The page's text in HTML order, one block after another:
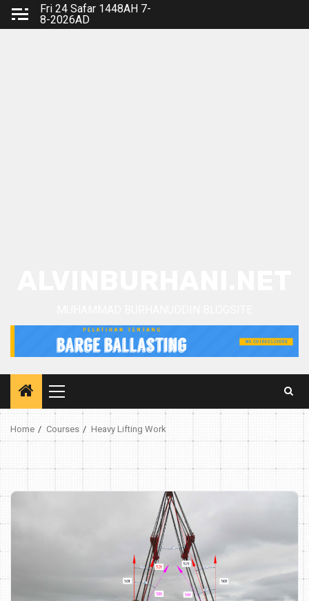
Skip
Fri 24 Safar 1448AH 7-
8-2026AD
Primary
Menu
Home Courses Heavy Lifting Work